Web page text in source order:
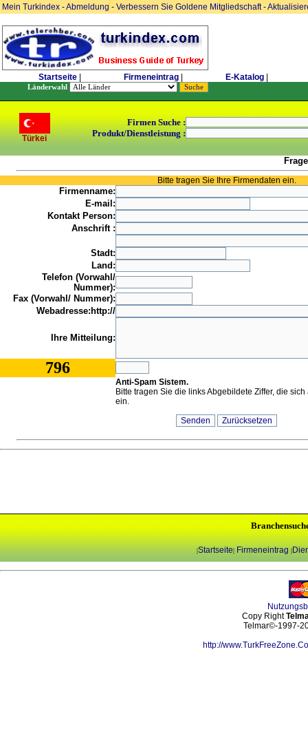
Mein Turkindex -Abmeldung- Verbessern Sie Goldene Mitgliedschaft-
Startseite Firmeneintrag E-Katalog
Länderwahl
Türkei
Firmen Suche :
Produkt/Dienstleistung :
Bitte tragen Sie Ihre Firmendaten ein.
Firmenname:
E-mail:
Kontakt Person:
Anschrift :
Stadt:
Land:
Telefon (Vorwahl/
Nummer):
Fax (Vorwahl/ Nummer):
Webadresse:http://
Ihre Mitteilung:
796
Anti-Spam Sistem.
Bitte tragen Sie die links Abgebildete Ziffer, die
ein.
|Startseite| Firmeneintrag |
Copy Right
Telmar©-1997-
http://